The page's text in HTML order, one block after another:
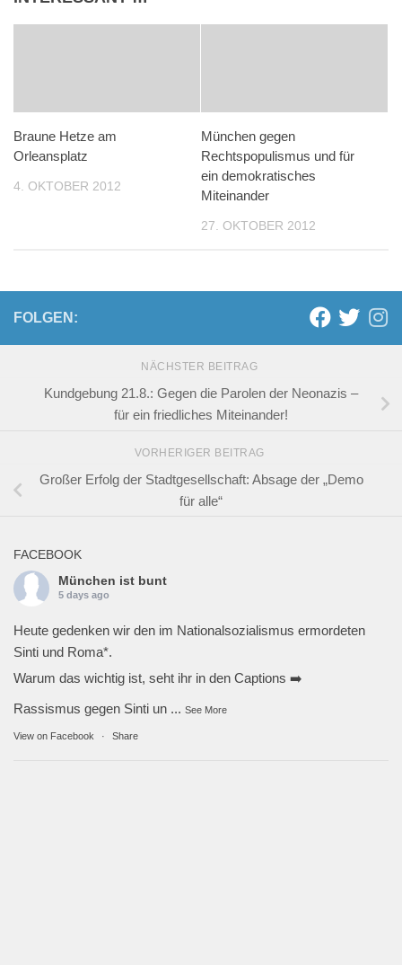
Braune Hetze am
Orleansplatz
4. OKTOBER 2012
München gegen
Rechtspopulismus und für
ein demokratisches
Miteinander
27. OKTOBER 2012
FOLGEN:
NÄCHSTER BEITRAG
Kundgebung 21.8.: Gegen die Parolen der Neonazis –
für ein friedliches Miteinander!
VORHERIGER BEITRAG
Großer Erfolg der Stadtgesellschaft: Absage der „Demo
für alle“
FACEBOOK
München ist bunt
5 days ago
Heute gedenken wir den im Nationalsozialismus ermordeten
Sinti und Roma*.
Warum das wichtig ist, seht ihr in den Captions ➡️
Rassismus gegen Sinti un ... See More
View on Facebook · Share